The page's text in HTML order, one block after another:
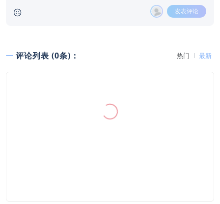
发表评论
评论列表 (0条)： 热门 最新